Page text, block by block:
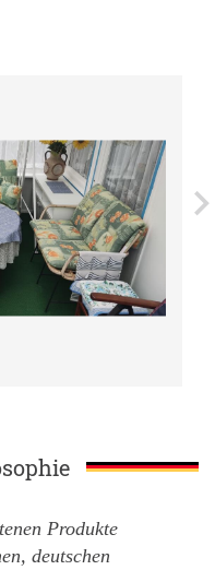
Produkte
deutschen